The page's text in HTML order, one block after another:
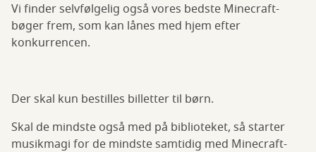
Vi finder selvfølgelig også vores bedste Minecraft-
bøger frem, som kan lånes med hjem efter
konkurrencen.
Der skal kun bestilles billetter til børn.
Skal de mindste også med på biblioteket, så starter
musikmagi for de mindste samtidig med Minecraft-